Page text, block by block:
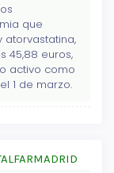
que
atorvastatina,
45,88 euros,
activo como
1 de marzo.